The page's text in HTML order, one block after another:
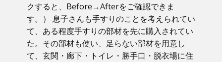
クすると、Before→Afterをご確認できま
す。） ​息子さんも手すりのことを考えられてい
て、ある程度手すりの部材を先に購入されてい
た。その部材も使い、足らない部材を用意し
て、玄関・廊下・トイレ・勝手口・脱衣場に住